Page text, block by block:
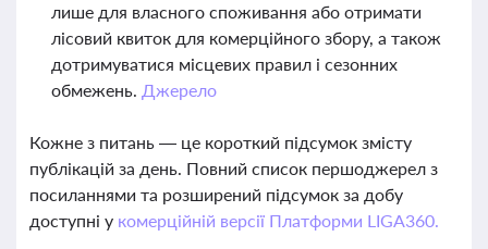
лише для власного споживання або отримати
лісовий квиток для комерційного збору, а також
дотримуватися місцевих правил і сезонних
обмежень. Джерело
Кожне з питань — це короткий підсумок змісту
публікацій за день. Повний список першоджерел з
посиланнями та розширений підсумок за добу
доступні у комерційній версії Платформи LIGA360.